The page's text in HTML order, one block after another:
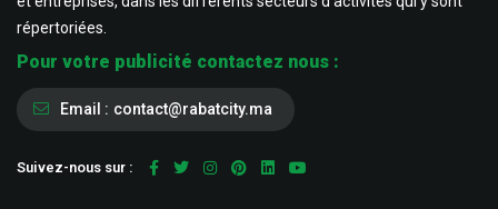
répertoriées.
Pour votre publicité contactez nous :
Email : contact@rabatcity.ma
Suivez-nous sur :